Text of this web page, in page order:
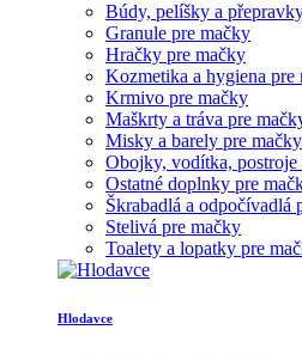
Búdy, pelíšky a
Granule pre mačky
Hračky pre mačky
Kozmetika a hygiena pre
Krmivo pre mačky
Maškrty a tráva pre
Misky a barely pre mačky
Obojky, vodítka, postroje
Ostatné doplnky pre
Škrabadlá a odpočívadlá
Stelivá pre mačky
Toalety a lopatky pre
Hlodavce